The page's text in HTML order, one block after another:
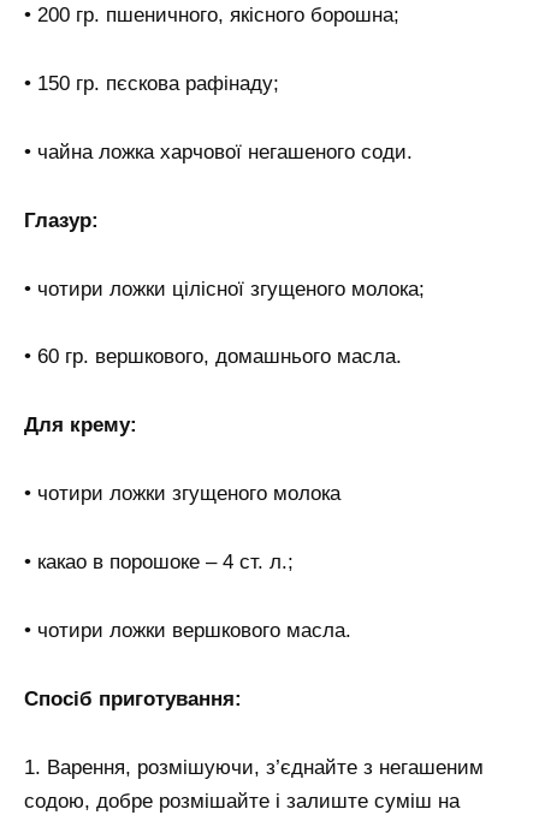
• 200 гр. пшеничного, якісного борошна;
• 150 гр. пєскова рафінаду;
• чайна ложка харчової негашеного соди.
Глазур:
• чотири ложки цілісної згущеного молока;
• 60 гр. вершкового, домашнього масла.
Для крему:
• чотири ложки згущеного молока
• какао в порошоке – 4 ст. л.;
• чотири ложки вершкового масла.
Спосіб приготування:
1. Варення, розмішуючи, з’єднайте з негашеним
содою, добре розмішайте і залиште суміш на